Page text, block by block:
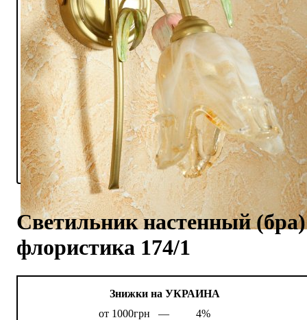
Светильник настенный (бра)
флористика 174/1
Знижки на УКРАИНА
от 1000грн —
4%